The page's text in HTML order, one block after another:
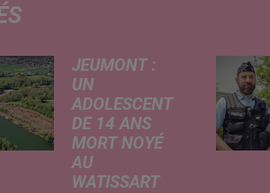
JEUMONT :
UN
ADOLESCENT
DE 14 ANS
MORT NOYÉ
AU
WATISSART